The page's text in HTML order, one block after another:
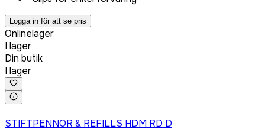
Logga in för att se pris
Onlinelager
I lager
Din butik
I lager
STIFTPENNOR & REFILLS HDM RD D